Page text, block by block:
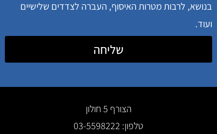
בנושא, לרבות מטרות האיסוף, העברה לצדדים שלישיים
ועוד.
שליחה
הצורף 5 חולון
טלפון: 03-5598222